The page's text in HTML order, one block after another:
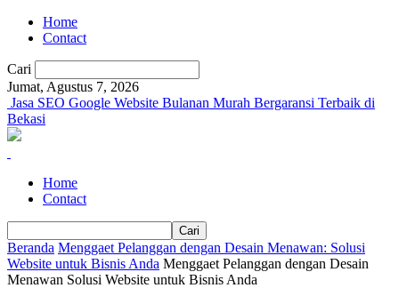
Home
Contact
Cari
Jumat, Agustus 7, 2026
Jasa SEO Google Website Bulanan Murah Bergaransi Terbaik di
Bekasi
Home
Contact
Beranda Menggaet Pelanggan dengan Desain Menawan: Solusi
Website untuk Bisnis Anda Menggaet Pelanggan dengan Desain
Menawan Solusi Website untuk Bisnis Anda